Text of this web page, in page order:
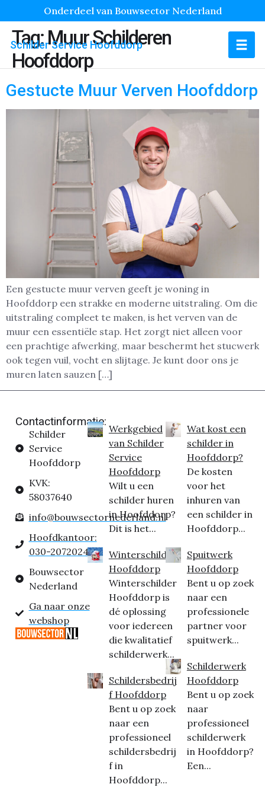
Onderdeel van Bouwsector Nederland
Schilder Service Hoofddorp
Tag:Muur Schilderen
Hoofddorp
Gestucte Muur Verven Hoofddorp
Een gestucte muur verven geeft je woning in
Hoofddorp een strakke en moderne uitstraling. Om die
uitstraling compleet te maken, is het verven van de
muur een essentiële stap. Het zorgt niet alleen voor
een prachtige afwerking, maar beschermt het stucwerk
ook tegen vuil, vocht en slijtage. Je kunt door ons je
muren laten sauzen […]
Contactinformatie:
Schilder
Service
Hoofddorp
KVK:
58037640
info@bouwsectornederland.nl
Hoofdkantoor:
030-2072024
Bouwsector
Nederland
Ga naar onze
webshop
Werkgebied
van Schilder
Service
Hoofddorp
Wilt u een
schilder huren
in Hoofddorp?
Dit is het...
Winterschilder
Hoofddorp
Winterschilder
Hoofddorp is
dé oplossing
voor iedereen
die kwalitatief
schilderwerk...
Schildersbedrij
f Hoofddorp
Bent u op zoek
naar een
professioneel
schildersbedrij
f in
Hoofddorp...
Wat kost een
schilder in
Hoofddorp?
De kosten
voor het
inhuren van
een schilder in
Hoofddorp...
Spuitwerk
Hoofddorp
Bent u op zoek
naar een
professionele
partner voor
spuitwerk...
Schilderwerk
Hoofddorp
Bent u op zoek
naar
professioneel
schilderwerk
in Hoofddorp?
Een...